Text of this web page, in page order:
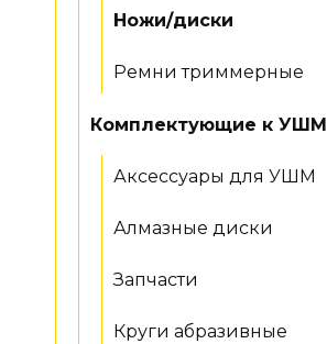
Ножи/диски
Ремни триммерные
Комплектующие к УШМ
Аксессуары для УШМ
Алмазные диски
Запчасти
Круги абразивные